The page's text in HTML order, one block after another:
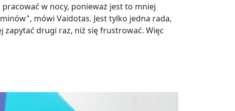
w nocy, ponieważ jest to mniej
mówi Vaidotas. Jest tylko jedna rada,
zapytać drugi raz, niż się frustrować. Więc